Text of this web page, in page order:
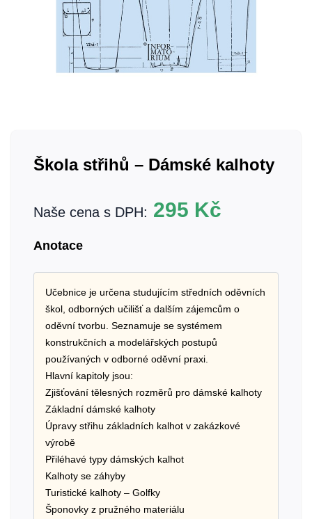
Škola střihů – Dámské kalhoty
Naše cena s DPH: 295 Kč
Anotace
Učebnice je určena studujícím středních oděvních
škol, odborných učilišť a dalším zájemcům o
oděvní tvorbu. Seznamuje se systémem
konstrukčních a modelářských postupů
používaných v odborné oděvní praxi.
Hlavní kapitoly jsou:
Zjišťování tělesných rozměrů pro dámské kalhoty
Základní dámské kalhoty
Úpravy střihu základních kalhot v zakázkové
výrobě
Přiléhavé typy dámských kalhot
Kalhoty se záhyby
Turistické kalhoty – Golfky
Šponovky z pružného materiálu